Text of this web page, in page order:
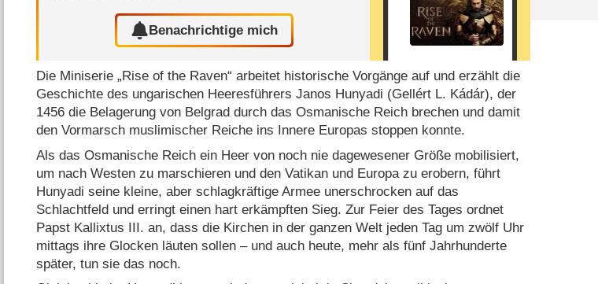
Benachrichtige mich
Die Miniserie „Rise of the Raven“ arbeitet historische Vorgänge auf und erzählt die
Geschichte des ungarischen Heeresführers Janos Hunyadi (Gellért L. Kádár), der
1456 die Belagerung von Belgrad durch das Osmanische Reich brechen und damit
den Vormarsch muslimischer Reiche ins Innere Europas stoppen konnte.
Als das Osmanische Reich ein Heer von noch nie dagewesener Größe mobilisiert,
um nach Westen zu marschieren und den Vatikan und Europa zu erobern, führt
Hunyadi seine kleine, aber schlagkräftige Armee unerschrocken auf das
Schlachtfeld und erringt einen hart erkämpften Sieg. Zur Feier des Tages ordnet
Papst Kallixtus III. an, dass die Kirchen in der ganzen Welt jeden Tag um zwölf Uhr
mittags ihre Glocken läuten sollen – und auch heute, mehr als fünf Jahrhunderte
später, tun sie das noch.